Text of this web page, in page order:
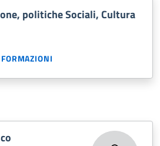
politiche Sociali, Cultura